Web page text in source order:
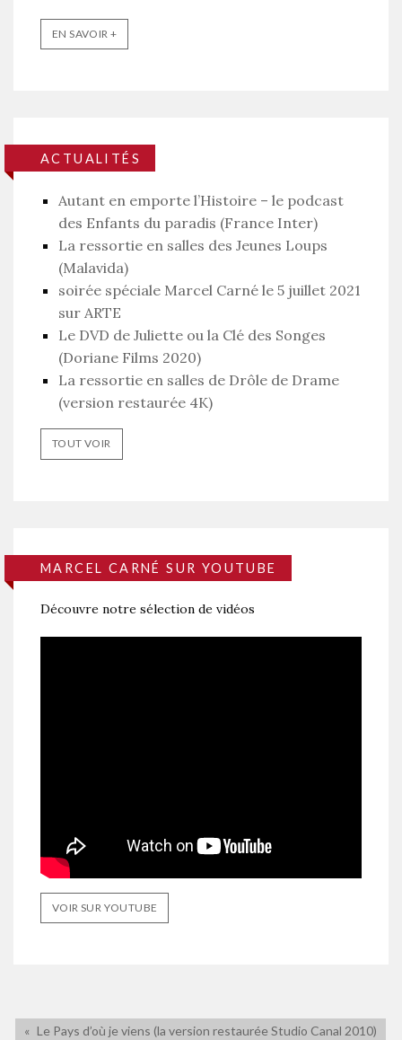
EN SAVOIR +
ACTUALITÉS
Autant en emporte l’Histoire – le podcast
des Enfants du paradis (France Inter)
La ressortie en salles des Jeunes Loups
(Malavida)
soirée spéciale Marcel Carné le 5 juillet 2021
sur ARTE
Le DVD de Juliette ou la Clé des Songes
(Doriane Films 2020)
La ressortie en salles de Drôle de Drame
(version restaurée 4K)
TOUT VOIR
MARCEL CARNÉ SUR YOUTUBE
Découvre notre sélection de vidéos
VOIR SUR YOUTUBE
Le Pays d’où je viens (la version restaurée Studio Canal 2010)